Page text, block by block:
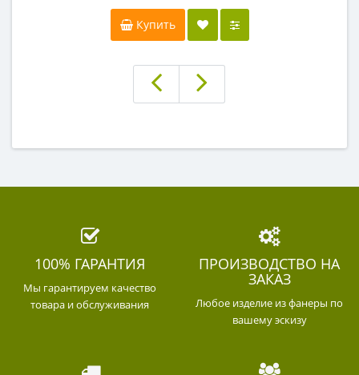
Купить
100% ГАРАНТИЯ
Мы гарантируем качество
товара и обслуживания
ПРОИЗВОДСТВО НА
ЗАКАЗ
Любое изделие из фанеры по
вашему эскизу